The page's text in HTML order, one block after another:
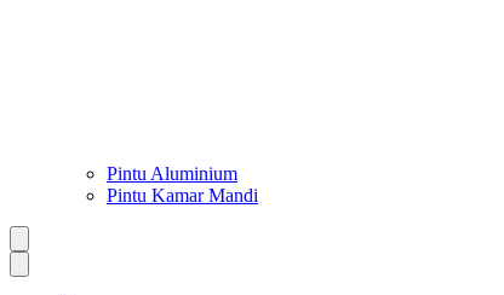
Pintu Aluminium
Pintu Kamar Mandi